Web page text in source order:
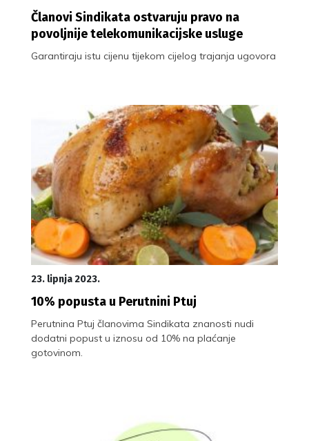
Članovi Sindikata ostvaruju pravo na
povoljnije telekomunikacijske usluge
Garantiraju istu cijenu tijekom cijelog trajanja ugovora
23. lipnja 2023.
10% popusta u Perutnini Ptuj
Perutnina Ptuj članovima Sindikata znanosti nudi
dodatni popust u iznosu od 10% na plaćanje
gotovinom.